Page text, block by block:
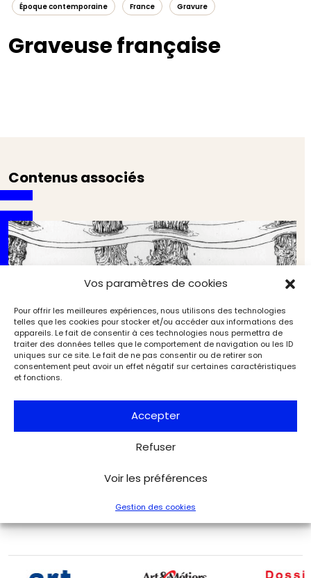
Vos paramètres de cookies
Pour offrir les meilleures expériences, nous utilisons des technologies
telles que les cookies pour stocker et/ou accéder aux informations des
appareils. Le fait de consentir à ces technologies nous permettra de
traiter des données telles que le comportement de navigation ou les ID
uniques sur ce site. Le fait de ne pas consentir ou de retirer son
consentement peut avoir un effet négatif sur certaines caractéristiques
et fonctions.
Accepter
Refuser
Voir les préférences
Gestion des cookies
Époque contemporaine France Gravure
Graveuse française
Contenus associés
L’association Pointe et Burin fait l’éloge de
Art & Métiers du Livre